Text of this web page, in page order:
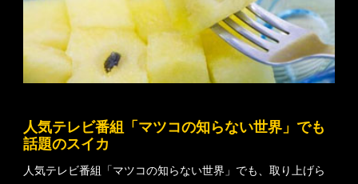
人気テレビ番組「マツコの知らない世界」でも
話題のスイカ
人気テレビ番組「マツコの知らない世界」でも、取り上げら